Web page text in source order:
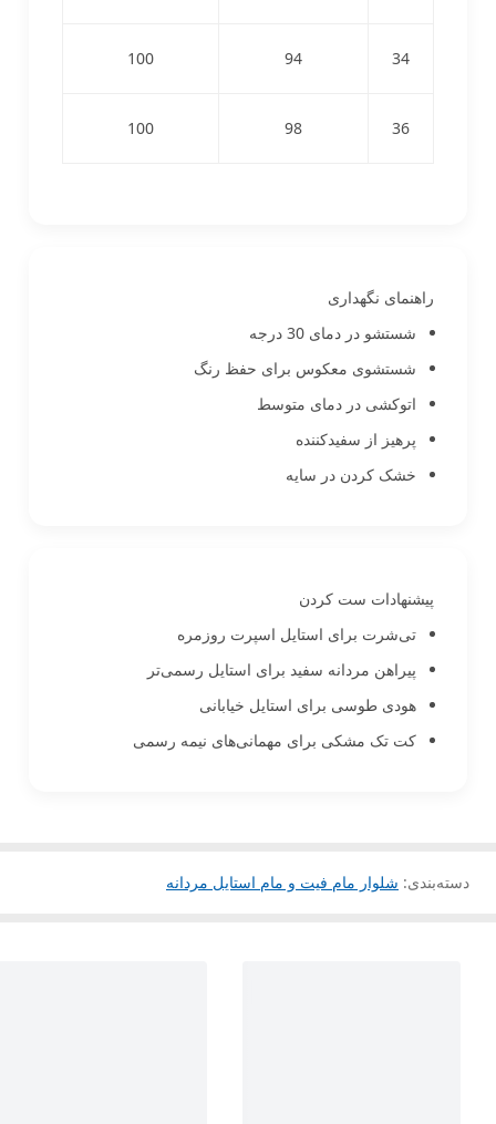
34
94
100
36
98
100
راهنمای نگهداری
شستشو در دمای 30 درجه
شستشوی معکوس برای حفظ رنگ
اتوکشی در دمای متوسط
پرهیز از سفیدکننده
خشک کردن در سایه
پیشنهادات ست کردن
تی‌شرت برای استایل اسپرت روزمره
پیراهن مردانه سفید برای استایل رسمی‌تر
هودی طوسی برای استایل خیابانی
کت تک مشکی برای مهمانی‌های نیمه رسمی
دسته‌بندی: شلوار مام فیت و مام استایل مردانه